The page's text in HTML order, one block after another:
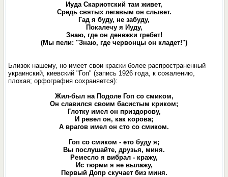
Иуда Скариотский там живет,
Средь святых легавым он слывет.
Гад я буду, не забуду,
Покалечу я Иуду,
Знаю, где он денежки гребет!
(Мы пели: "Знаю, где червонцы он кладет!")
Близок нашему, но имеет свои краски более распространенный
украинский, киевский "Гоп" (запись 1926 года, к сожалению,
плохая; орфография сохраняется):
Жил-был на Подоле Гоп со смиком,
Он славился своим басистым криком;
Глотку имел он приздорову,
И ревел он, как корова;
А врагов имел он сто со смиком.
Гоп со смиком - ето буду я;
Вы послушайте, друзья, миня.
Ремесло я вибрал - кражу,
Ис тюрми я не вылажу,
Первый Допр скучает биз миня.